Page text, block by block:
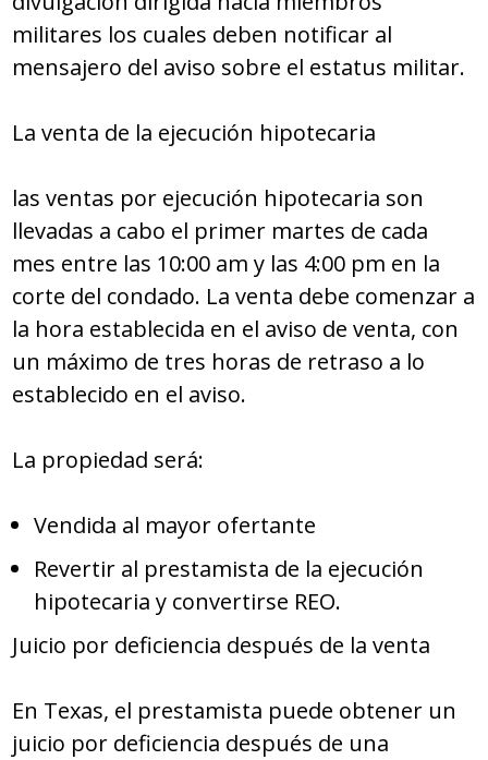
militares los cuales deben notificar al
mensajero del aviso sobre el estatus militar.
La venta de la ejecución hipotecaria
las ventas por ejecución hipotecaria son
llevadas a cabo el primer martes de cada
mes entre las 10:00 am y las 4:00 pm en la
corte del condado. La venta debe comenzar a
la hora establecida en el aviso de venta, con
un máximo de tres horas de retraso a lo
establecido en el aviso.
La propiedad será:
Vendida al mayor ofertante
Revertir al prestamista de la ejecución
hipotecaria y convertirse REO.
Juicio por deficiencia después de la venta
En Texas, el prestamista puede obtener un
juicio por deficiencia después de una